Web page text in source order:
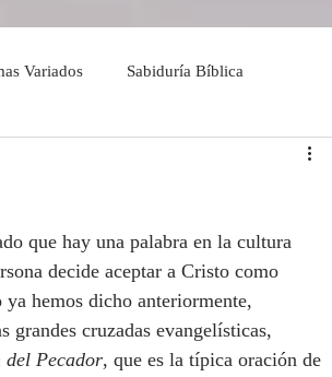
Variados Sabiduría Bíblica
decide aceptar a Cristo como
ya hemos dicho anteriormente,
cruzadas evangelísticas,
del Pecador, que es la típica oración de